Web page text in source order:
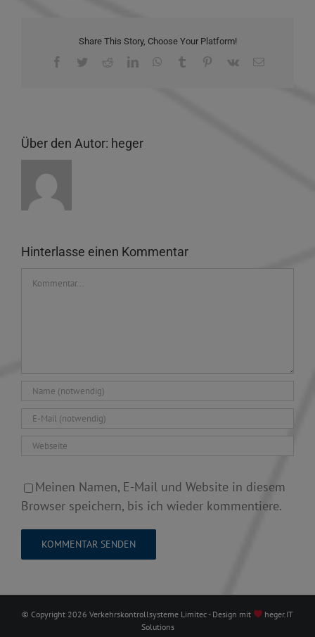
Share This Story, Choose Your Platform!
Facebook
TwitterRedditLinkedInWhatsApp
Tumblr Pinterest
Vk
E-
Über den Autor: heger
Hinterlasse einen Kommentar
Kommentar
Meinen Namen, E-Mail und Website in diesem
Browser speichern, bis ich wieder kommentiere.
© Copyright 2026 Verkehrskontrollsysteme Limitec - Design mit
heger.IT
Solutions